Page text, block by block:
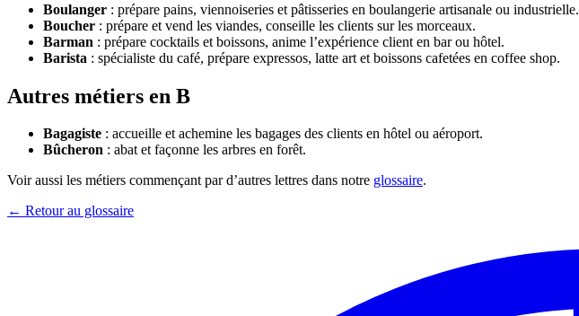
Boulanger : prépare pains, viennoiseries et pâtisseries en boulangerie artisanale ou industrielle.
Boucher : prépare et vend les viandes, conseille les clients sur les morceaux.
Barman : prépare cocktails et boissons, anime l’expérience client en bar ou hôtel.
Barista : spécialiste du café, prépare expressos, latte art et boissons cafetées en coffee shop.
Autres métiers en B
Bagagiste : accueille et achemine les bagages des clients en hôtel ou aéroport.
Bûcheron : abat et façonne les arbres en forêt.
Voir aussi les métiers commençant par d’autres lettres dans notre glossaire.
← Retour au glossaire